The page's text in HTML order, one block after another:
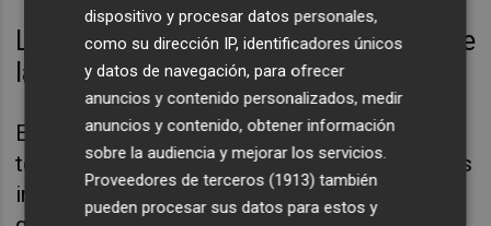
Los mejores en el +/-, reunidos sobre
la misma cancha
Este enfrentamiento entre el primero y el
tercero de la Liga Endesa está lleno de duelos
individuales y colectivos entre dos equipos
dispositivo y procesar datos personales,
como su dirección IP, identificadores únicos
y datos de navegación, para ofrecer
anuncios y contenido personalizados, medir
anuncios y contenido, obtener información
sobre la audiencia y mejorar los servicios.
Proveedores de terceros (1913) también
pueden procesar sus datos para estos y